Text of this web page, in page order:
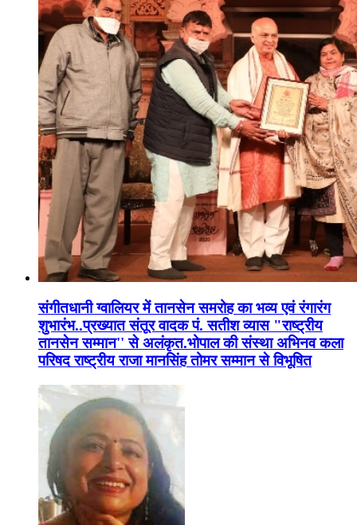
संगीतधानी ग्वालियर में तानसेन समरोह का भव्य एवं रंगारंग
शुभारंभ..प्रख्यात संतूर वादक पं. सतीश व्यास "राष्ट्रीय
तानसेन सम्मान'' से अलंकृत.भोपाल की संस्था अभिनव कला
परिषद राष्ट्रीय राजा मानसिंह तोमर सम्मान से विभूषित